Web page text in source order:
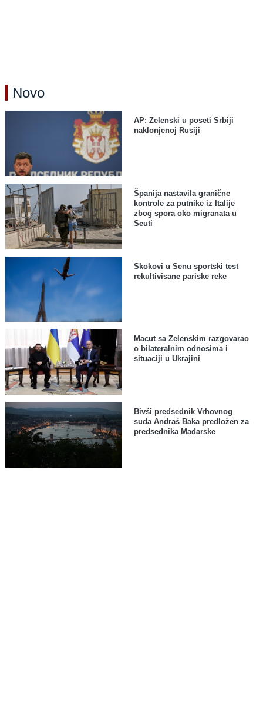
Novo
AP: Zelenski u poseti Srbiji
naklonjenoj Rusiji
Španija nastavila granične
kontrole za putnike iz Italije
zbog spora oko migranata u
Seuti
Skokovi u Senu sportski test
rekultivisane pariske reke
Macut sa Zelenskim razgovarao
o bilateralnim odnosima i
situaciji u Ukrajini
Bivši predsednik Vrhovnog
suda Andraš Baka predložen za
predsednika Mađarske